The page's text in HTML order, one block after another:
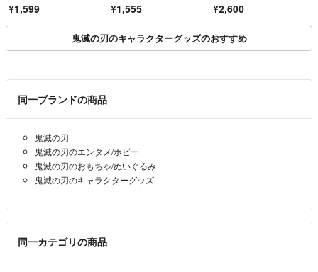
¥1,599 ¥1,555 ¥2,600
鬼滅の刃のキャラクターグッズのおすすめ
同一ブランドの商品
鬼滅の刃
鬼滅の刃のエンタメ/ホビー
鬼滅の刃のおもちゃ/ぬいぐるみ
鬼滅の刃のキャラクターグッズ
同一カテゴリの商品